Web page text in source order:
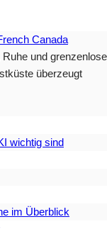
Canada
und grenzenlose
überzeugt
wichtig sind
im Überblick